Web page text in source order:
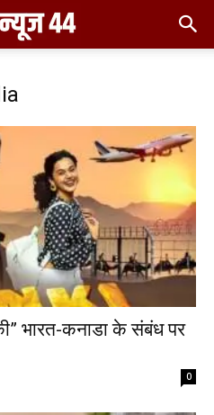
भारत-कनाडा के संबंध पर
0